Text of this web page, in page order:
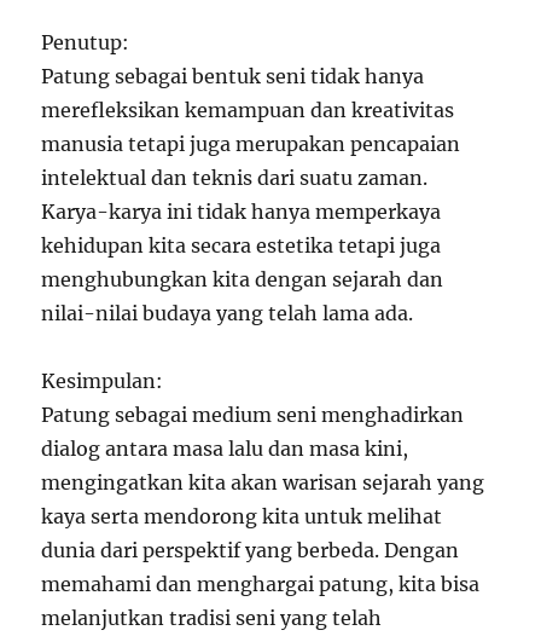
Penutup:
Patung sebagai bentuk seni tidak hanya
merefleksikan kemampuan dan kreativitas
manusia tetapi juga merupakan pencapaian
intelektual dan teknis dari suatu zaman.
Karya-karya ini tidak hanya memperkaya
kehidupan kita secara estetika tetapi juga
menghubungkan kita dengan sejarah dan
nilai-nilai budaya yang telah lama ada.
Kesimpulan:
Patung sebagai medium seni menghadirkan
dialog antara masa lalu dan masa kini,
mengingatkan kita akan warisan sejarah yang
kaya serta mendorong kita untuk melihat
dunia dari perspektif yang berbeda. Dengan
memahami dan menghargai patung, kita bisa
melanjutkan tradisi seni yang telah